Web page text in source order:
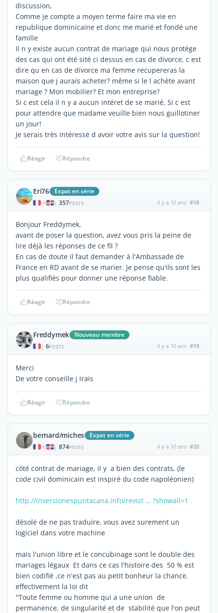
discussion,
Comme je compte a moyen terme faire ma vie en
republique dominicaine et donc me marié et fondé une
famille
Il n y existe aucun contrat de mariage qui nous protège
des cas qui ont été sité ci dessus en cas de divorce, c est
dire qu en cas de divorce ma femme recupereras la
maison que j aurais acheter? même si le l achète avant
mariage ? Mon mobilier? Et mon entreprise?
Si c est cela il n y a aucun intéret de se marié, Si c est
pour attendre que madame veuille bien nous guillotiner
un jour!
Je serais très intéressé d avoir votre avis sur la question!
Réagir Répondre
Eri76 Expat en série
| 357POSTS il y a 10 ans #18
Bonjour Freddymek,
avant de poser la question, avez vous pris la peine de
lire déjà les réponses de ce fil ?
En cas de doute il faut demander à l'Ambassade de
France en RD avant de se marier. Je pense qu'ils sont les
plus qualifiés pour donner une réponse fiable.
Réagir Répondre
Freddymek Nouveau membre
| 6POSTS il y a 10 ans #19
Merci
De votre conseille j irais
Réagir Répondre
bernard/miches Expat en série
| 874POSTS il y a 10 ans #20
côté contrat de mariage, il y a bien des contrats, (le
code civil dominicain est inspiré du code napoléonien)
http://inversionespuntacana.info/revist … ?showall=1
désolé de ne pas traduire, vous avez surement un
logiciel dans votre machine
mais l'union libre et le concubinage sont le double des
mariages légaux Et dans ce cas l'histoire des 50 % est
bien codifié ,ce n'est pas au petit bonheur la chance.
effectivement la loi dit
"Toute femme ou homme qui a une union de
permanence, de singularité et de stabilité que l'on peut